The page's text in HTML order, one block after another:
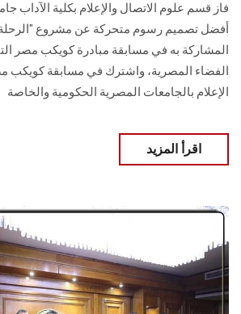
سجل الان
فاز قسم علوم الاتصال والإعلام بكلية
أفضل تصميم رسوم متحركة عن مشروع
المشاركة به في مسابقة مبادرة كويكب مصر
الفضاء المصرية، واشترك في مسابقة كويكب
الإعلام بالجامعات المصرية الحكومية والخاصة
اقرأ المزيد